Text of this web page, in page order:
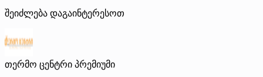
შეიძლება დაგაინტერესოთ
თერმო ცენტრი პრემიუმი